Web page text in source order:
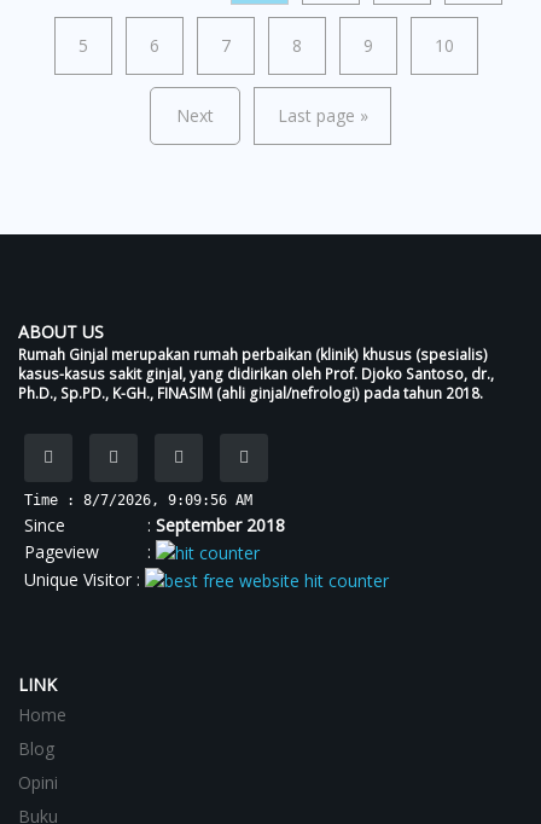
5 6 7 8 9 10
Next Last page »
ABOUT US
Rumah Ginjal merupakan rumah perbaikan (klinik) khusus (spesialis)
kasus-kasus sakit ginjal, yang didirikan oleh Prof. Djoko Santoso, dr.,
Ph.D., Sp.PD., K-GH., FINASIM (ahli ginjal/nefrologi) pada tahun 2018.
Time : 8/7/2026, 9:09:56 AM
Since : September 2018
Pageview :
Unique Visitor :
LINK
Home
Blog
Opini
Buku